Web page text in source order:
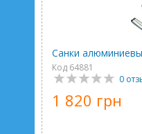
Санки
Код 64881
0
1 820 грн